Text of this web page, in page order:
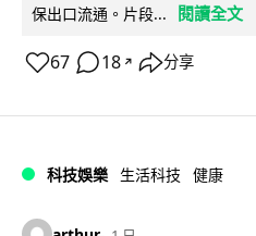
保出口流通。片段...
閱讀全文
67 18 ↗ 分享
科技娛樂 生活科技 健康